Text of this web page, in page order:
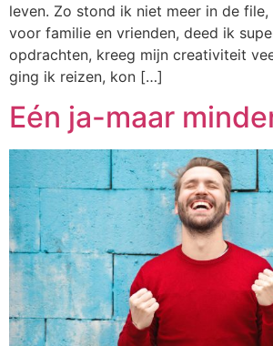
leven. Zo stond ik niet meer in de
voor familie en vrienden, deed ik
opdrachten, kreeg mijn creativiteit
ging ik reizen, kon […]
Eén ja-maar